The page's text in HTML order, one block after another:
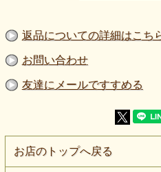
ージュ×紺・グレイ
【割引率】40％
【素 材】綿：70％ ポリエス
【生地幅】約175cm
【販売単位】50cm単位になりま
【生地の伸び】ヨコに少し伸
【組 織】ループ調ニット（表
【ボタン参考】柄サイズ比較
【ネコポス】不可
【ご注意】色味はご覧の環境
は目安としてご覧ください。
返品についての詳細はこち
お問い合わせ
友達にメールですすめる
お店のトップへ戻る